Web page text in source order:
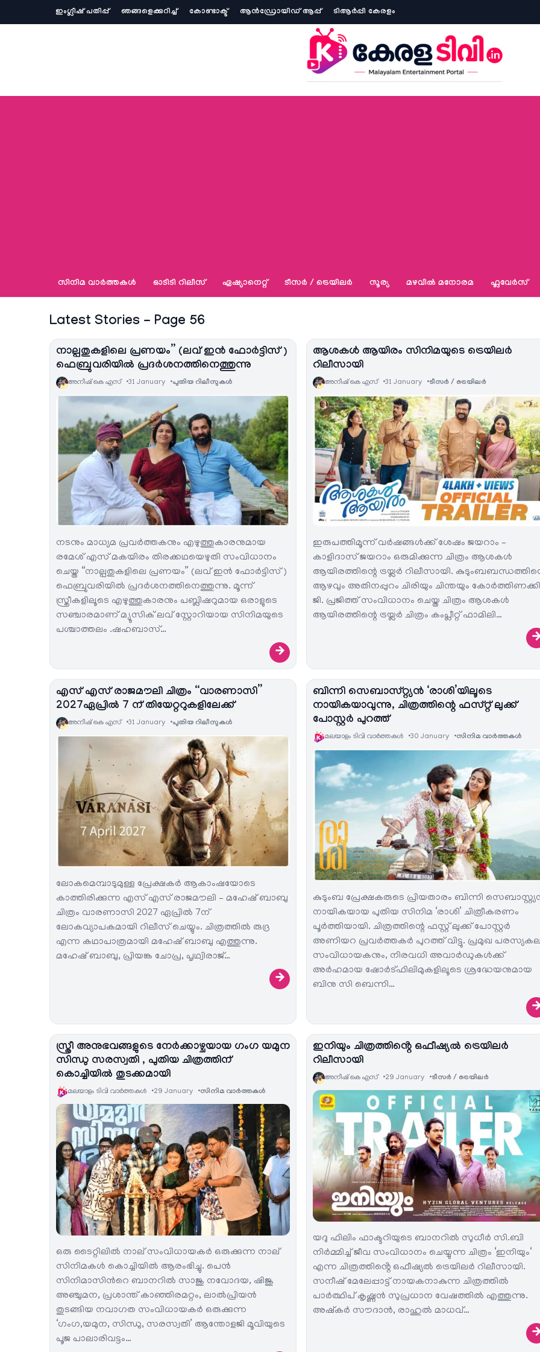
ഇംഗ്ലീഷ് പതിപ്പ് ഞങ്ങളെക്കുറിച്ച്‌ കോണ്ടാക്ട് ആൻഡ്രോയിഡ് ആപ്പ് ടിആര്‍പ്പി കേരളം
സിനിമ വാര്‍ത്തകള്‍ ഓടിടി റിലീസ് ഏഷ്യാനെറ്റ്‌ ടീസര്‍ / ട്രെയിലര്‍ സൂര്യ മഴവിൽ മനോരമ ഫ്ലവേര്‍സ്
Latest Stories - Page 56
നാല്പതുകളിലെ പ്രണയം” (ലവ് ഇൻ ഫോർട്ടിസ് )
ഫെബ്രുവരിയിൽ പ്രദർശനത്തിനെത്തുന്നു
അനീഷ്‌ കെ എസ് 31 January പുതിയ റിലീസുകള്‍
നടനും മാധ്യമ പ്രവർത്തകനും എഴുത്തുകാരനുമായ
രമേശ് എസ് മകയിരം തിരക്കഥയെഴുതി സംവിധാനം
ചെയ്ത “നാല്പതുകളിലെ പ്രണയം” (ലവ് ഇൻ ഫോർട്ടിസ് )
ഫെബ്രുവരിയിൽ പ്രദർശനത്തിനെത്തുന്നു. മൂന്ന്
സ്ത്രീകളിലൂടെ എഴുത്തുകാരനും പബ്ലിഷറുമായ ഒരാളുടെ
സഞ്ചാരമാണ് മ്യൂസിക് ലവ് സ്റ്റോറിയായ സിനിമയുടെ
പശ്ചാത്തലം .ഷഹബാസ്…
→
ആശകൾ ആയിരം സിനിമയുടെ ട്രെയിലര്‍
റിലീസായി
അനീഷ്‌ കെ എസ് 31 January ടീസര്‍ / ട്രെയിലര്‍
ഇരുപത്തിമൂന്ന് വർഷങ്ങൾക്ക് ശേഷം ജയറാം –
കാളിദാസ് ജയറാം ഒരുമിക്കുന്ന ചിത്രം ആശകൾ
ആയിരത്തിന്റെ ട്രയ്ലർ റിലീസായി.
ആഴവും അതിനപ്പുറം ചിരിയും ചിന്തയും കോർത്തിണക്കി
ജി. പ്രജിത്ത് സംവിധാനം ചെയ്ത ചിത്രം ആശകൾ
ആയിരത്തിന്റെ ട്രയ്ലർ ചിത്രം കംപ്ലീറ്റ് ഫാമിലി…
എസ് എസ് രാജമൗലി ചിത്രം “വാരണാസി”
2027ഏപ്രിൽ 7 ന് തിയേറ്ററുകളിലേക്ക്
അനീഷ്‌ കെ എസ് 31 January പുതിയ റിലീസുകള്‍
ലോകമെമ്പാടുമുള്ള പ്രേക്ഷകർ ആകാംഷയോടെ
കാത്തിരിക്കുന്ന എസ് എസ് രാജമൗലി – മഹേഷ് ബാബു
ചിത്രം വാരണാസി 2027 ഏപ്രിൽ 7ന്
ലോകവ്യാപകമായി റിലീസ് ചെയ്യും. ചിത്രത്തിൽ രുദ്ര
എന്ന കഥാപാത്രമായി മഹേഷ് ബാബു എത്തുന്നു.
മഹേഷ് ബാബു, പ്രിയങ്ക ചോപ്ര, പൃഥ്വിരാജ്…
→
ബിന്നി സെബാസ്റ്റ്യന്‍ ‘രാശി’യിലൂടെ
നായികയാവുന്നു, ചിത്രത്തിന്റെ ഫസ്റ്റ് ലുക്ക്
പോസ്റ്റർ പുറത്ത്
മലയാളം ടിവി വാര്‍ത്തകള്‍ 30 January സിനിമ വാര്‍ത്തകള്‍
കുടുംബ പ്രേക്ഷകരുടെ പ്രിയതാരം ബിന്നി
നായികയായ പുതിയ സിനിമ ‘രാശി’ ചിത്രീകരണം
പൂർത്തിയായി. ചിത്രത്തിന്റെ ഫസ്റ്റ് ലുക്ക് പോസ്റ്റർ
അണിയറ പ്രവർത്തകർ പുറത്ത് വിട്ടു. പ്രമുഖ
സംവിധായകനും, നിരവധി അവാർഡുകൾക്ക്
അർഹമായ ഷോർട്ഫിലിമുകളിലൂടെ ശ്രദ്ധേയനുമായ
ബിനു സി ബെന്നി…
സ്ത്രീ അനുഭവങ്ങളുടെ നേര്‍ക്കാഴ്ചയായ ഗംഗ യമുന
സിന്ധു സരസ്വതി , പുതിയ ചിത്രത്തിന്
കൊച്ചിയില്‍ തുടക്കമായി
മലയാളം ടിവി വാര്‍ത്തകള്‍ 29 January സിനിമ വാര്‍ത്തകള്‍
ഒരു ടൈറ്റിലില്‍ നാല് സംവിധായകര്‍ ഒരുക്കുന്ന നാല്
സിനിമകള്‍ കൊച്ചിയില്‍ ആരംഭിച്ചു. പെന്‍
സിനിമാസിന്‍റെ ബാനറില്‍ സാജു നവോദയ, ഷിജു
അഞ്ചുമന, പ്രശാന്ത് കാഞ്ഞിരമറ്റം, ലാല്‍പ്രിയന്‍
തുടങ്ങിയ നവാഗത സംവിധായകര്‍ ഒരുക്കുന്ന
‘ഗംഗ,യമുന, സിന്ധു, സരസ്വതി’ ആന്തോളജി മൂവിയുടെ
പൂജ പാലാരിവട്ടം…
ഇനിയും ചിത്രത്തിൻ്റെ ഒഫീഷ്യൽ ട്രെയിലർ
റിലീസായി
അനീഷ്‌ കെ എസ് 29 January ടീസര്‍ / ട്രെയിലര്‍
യദു ഫിലിം ഫാക്ടറിയുടെ ബാനറിൽ സുധീർ സി.ബി
നിർമ്മിച്ച് ജീവ സംവിധാനം ചെയ്യുന്ന ചിത്രം ‘ഇനിയും‘
എന്ന ചിത്രത്തിൻ്റെ ഒഫീഷ്യൽ ട്രെയിലർ റിലീസായി.
സനീഷ് മേലേപ്പാട്ട് നായകനാകുന്ന ചിത്രത്തിൽ
പാർത്ഥിപ് കൃഷ്ണൻ സുപ്രധാന വേഷത്തിൽ എത്തുന്നു.
അഷ്‌കർ സൗദാൻ, രാഹുൽ മാധവ്…